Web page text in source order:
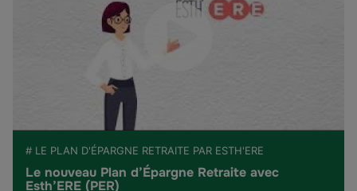
# LE PLAN D'ÉPARGNE RETRAITE PAR ESTH'ERE
Le nouveau Plan d’Épargne Retraite avec
Esth’ERE (PER)